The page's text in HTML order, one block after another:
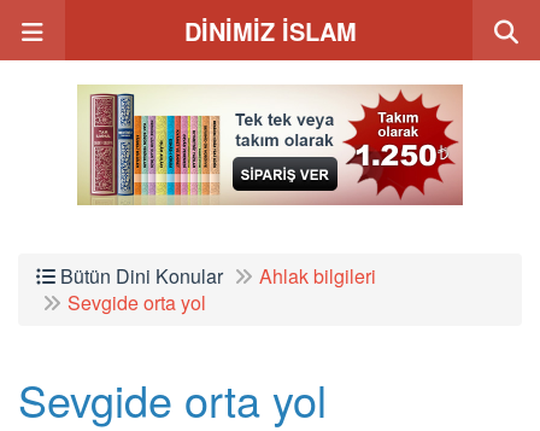
DİNİMİZ İSLAM
Bütün Dini Konular
Ahlak bilgileri
Sevgide orta yol
Sevgide orta yol